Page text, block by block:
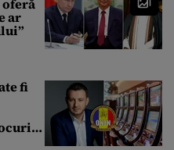
oferă
ar
fi
de